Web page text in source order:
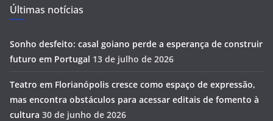
Últimas notícias
Sonho desfeito: casal goiano perde a esperança de construir
futuro em Portugal 13 de julho de 2026
Teatro em Florianópolis cresce como espaço de expressão,
mas encontra obstáculos para acessar editais de fomento à
cultura 30 de junho de 2026